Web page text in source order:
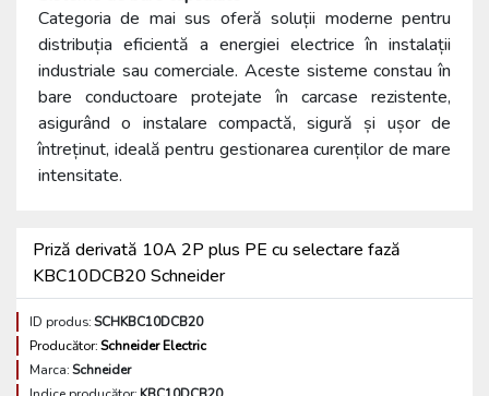
Categoria de mai sus oferă soluții moderne pentru
distribuția eficientă a energiei electrice în instalații
industriale sau comerciale. Aceste sisteme constau în
bare conductoare protejate în carcase rezistente,
asigurând o instalare compactă, sigură și ușor de
întreținut, ideală pentru gestionarea curenților de mare
intensitate.
Priză derivată 10A 2P plus PE cu selectare fază
KBC10DCB20 Schneider
ID produs:SCHKBC10DCB20
Producător:Schneider Electric
Marca:Schneider